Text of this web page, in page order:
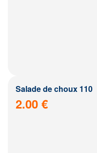
Salade de choux 110
2.00 €